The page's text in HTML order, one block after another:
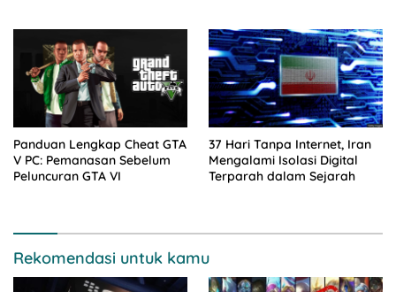
Panduan Lengkap Cheat GTA
V PC: Pemanasan Sebelum
Peluncuran GTA VI
37 Hari Tanpa Internet, Iran
Mengalami Isolasi Digital
Terparah dalam Sejarah
Rekomendasi untuk kamu